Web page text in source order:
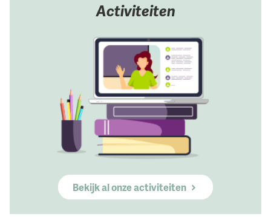
Activiteiten
Bekijk al onze activiteiten